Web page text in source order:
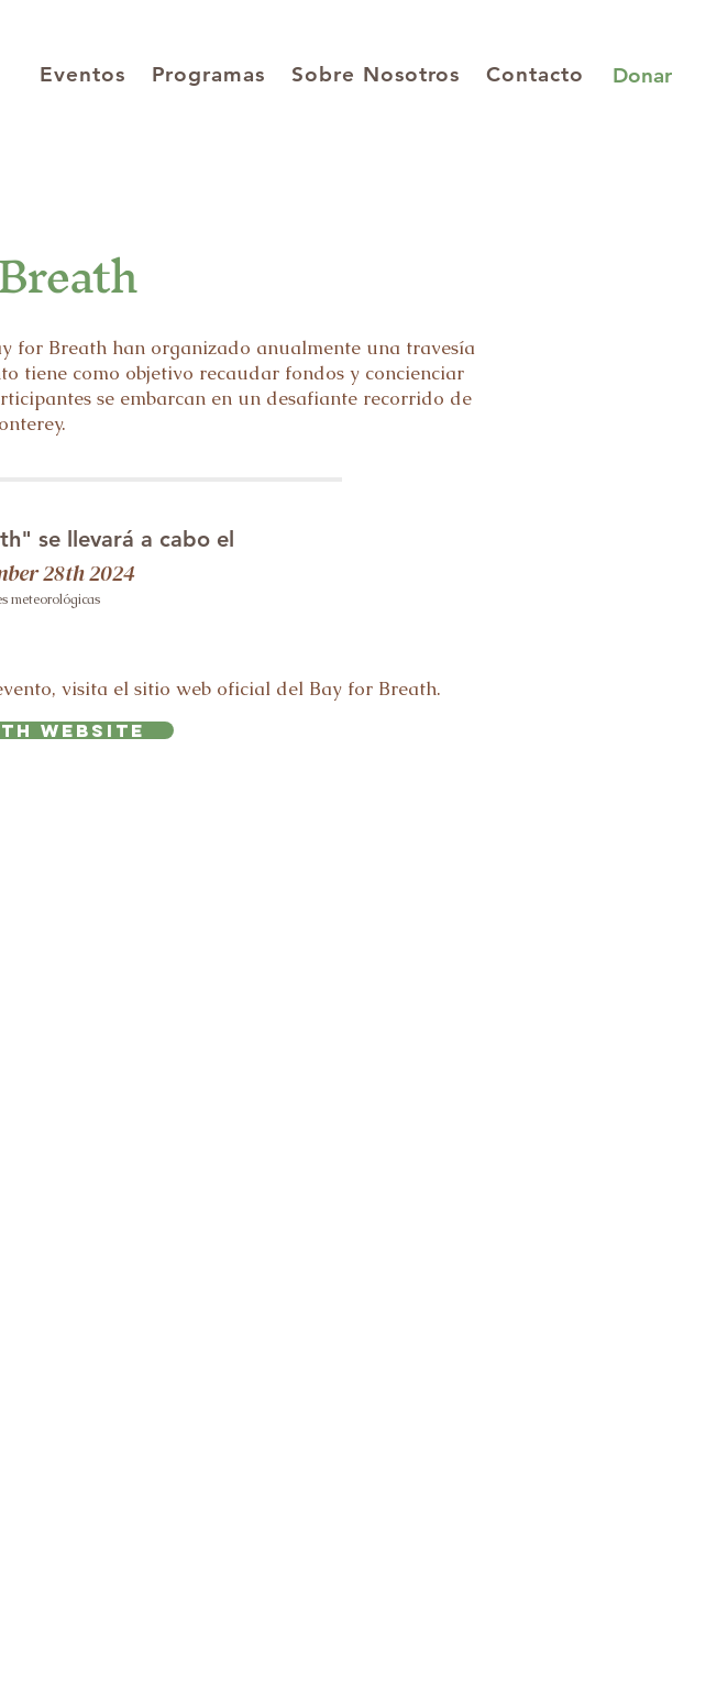
Eventos Programas Sobre Nosotros Contacto Donar
for Breath han organizado anualmente una travesía
tiene como objetivo recaudar fondos y concienciar
se embarcan en un desafiante recorrido de
se llevará a cabo el
28th 2024
meteorológicas
visita el sitio web oficial del Bay for Breath.
Website